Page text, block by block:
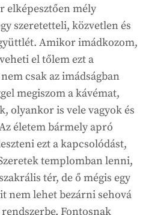
elképesztően mély
szeretetteli, közvetlen és
Amikor imádkozom,
el tőlem ezt a
csak az imádságban
megiszom a kávémat,
olyankor is vele vagyok és
életem bármely apró
ezt a kapcsolódást,
templomban lenni,
tér, de ő mégis egy
nem lehet bezárni sehová
Fontosnak